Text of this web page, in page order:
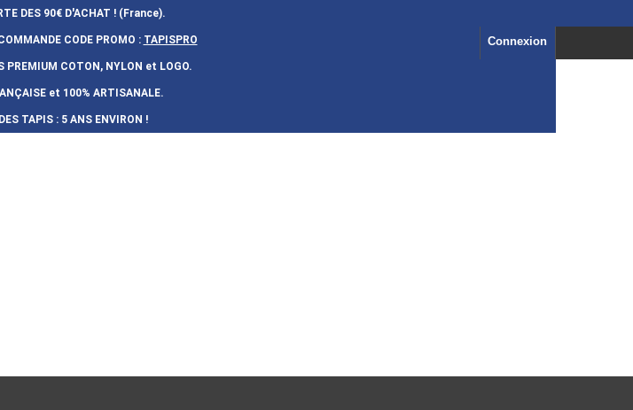
DES 90€ D'ACHAT ! (France).
CODE PROMO : TAPISPRO
PREMIUM COTON, NYLON et LOGO.
ÇAISE et 100% ARTISANALE.
TAPIS : 5 ANS ENVIRON !
Connexion